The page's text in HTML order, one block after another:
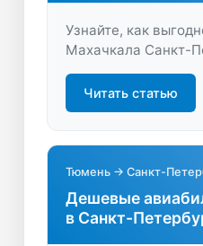
Узнайте, как
Махачкала Санкт-
цены, выберите
быстро
экономьте время и
Читать статью
Тюмень → Санкт-
Дешевые
в Санкт-